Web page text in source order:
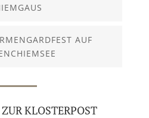
AUF
KLOSTERPOST